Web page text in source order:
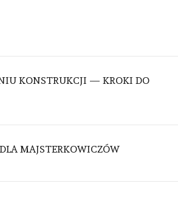
KONSTRUKCJI — KROKI DO
MAJSTERKOWICZÓW